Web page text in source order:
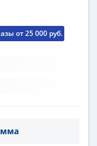
от 25 000 руб.